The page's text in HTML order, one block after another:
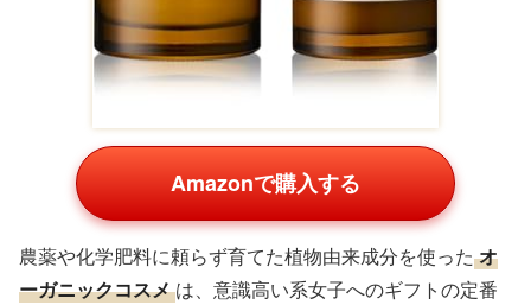
Amazonで購入する
農薬や化学肥料に頼らず育てた植物由来成分を使った オ
ーガニックコスメ は、意識高い系女子へのギフトの定番